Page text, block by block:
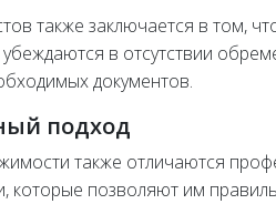
также заключается в том,
в отсутствии
документов.
подход
также отличаются
которые позволяют им